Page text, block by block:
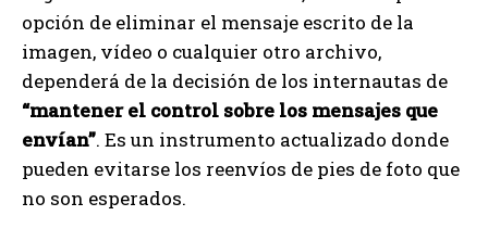
opción de eliminar el mensaje escrito de la
imagen, vídeo o cualquier otro archivo,
dependerá de la decisión de los internautas de
“mantener el control sobre los mensajes que
envían”. Es un instrumento actualizado donde
pueden evitarse los reenvíos de pies de foto que
no son esperados.